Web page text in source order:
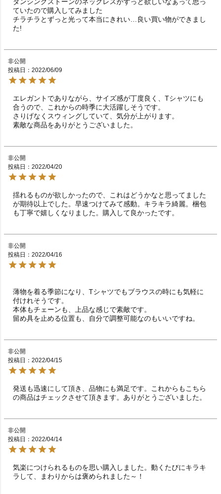
ていたので購入してみました
チラチラとずっと光って本当にきれい…良い買い物ができまし
た!
非公開
投稿日
2022/06/09
エレガントでありながら、サイズ感が丁度良く、Tシャツにも
合うので、これからの時季に大活躍しそうです。
さりげなくスウィングしていて、気分が上がります。
素敵な商品をありがとうございました。
非公開
投稿日
2022/04/20
揺れるものが欲しかったので、これはどうかなと思ってました
が期待以上でした。早速つけてみて感動。キラキラ綺麗。梱包
も丁寧で嬉しくなりました。購入して良かったです。
非公開
投稿日
2022/04/16
薄物を着る季節になり、Tシャツでもブラウスの時にも気軽に
付けれそうです。
本体もチェーンも、上品な感じで素敵です。
留め具を止める位置も、自分で調整可能なのもいいですね。
非公開
投稿日
2022/04/15
発送も迅速にして頂き、品物にも満足です。これからもこちら
の商品はチェックさせて頂きます。ありがとうございました。
非公開
投稿日
2022/04/14
気楽につけられるものを思い購入しました。動くたびにキラキ
ラして、まわりからは褒められました～！